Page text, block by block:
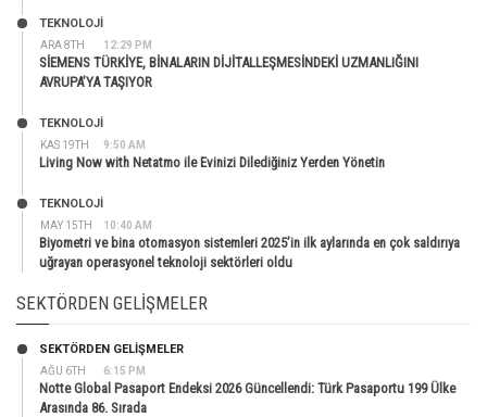
ARA 8TH 12:29 PM
TEKNOLOJİ
SİEMENS TÜRKİYE, BİNALARIN DİJİTALLEŞMESİNDEKİ UZMANLIĞINI
AVRUPA’YA TAŞIYOR
KAS 19TH 9:50 AM
TEKNOLOJİ
Living Now with Netatmo ile Evinizi Dilediğiniz Yerden Yönetin
MAY 15TH 10:40 AM
TEKNOLOJİ
Biyometri ve bina otomasyon sistemleri 2025’in ilk aylarında en çok saldırıya
uğrayan operasyonel teknoloji sektörleri oldu
SEKTÖRDEN GELIŞMELER
AĞU 6TH 6:15 PM
SEKTÖRDEN GELIŞMELER
Notte Global Pasaport Endeksi 2026 Güncellendi: Türk Pasaportu 199 Ülke
Arasında 86. Sırada